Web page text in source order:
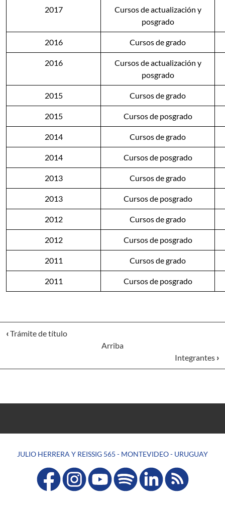
2017
Cursos de actualización y
posgrado
2016 Cursos de grado
2016
Cursos de actualización y
posgrado
2015 Cursos de grado
2015 Cursos de posgrado
2014 Cursos de grado
2014 Cursos de posgrado
2013 Cursos de grado
2013 Cursos de posgrado
2012 Cursos de grado
2012 Cursos de posgrado
2011 Cursos de grado
2011 Cursos de posgrado
‹Trámite de título
Arriba
Integrantes ›
JULIO HERRERA Y REISSIG 565 - MONTEVIDEO - URUGUAY